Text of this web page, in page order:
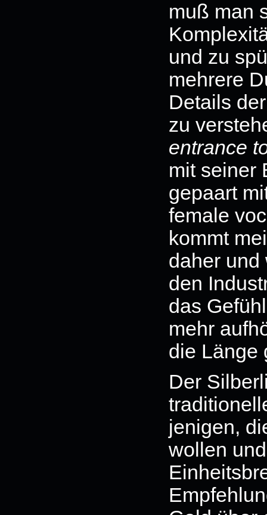
muß man
und zu
mehrere
Details
zu
entrance
mit seiner
gepaart
female
kommt
daher und
den
das
mehr
die Länge
Der
jenigen,
wollen